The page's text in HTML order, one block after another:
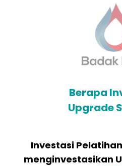
Berapa
Upgrade
Investasi
menginvestasikan